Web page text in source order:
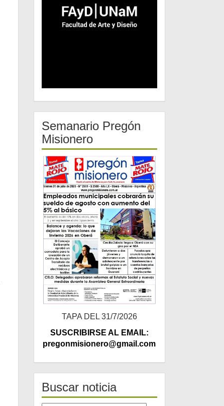
Semanario Pregón
Misionero
TAPA DEL 31/7/2026
SUSCRIBIRSE AL EMAIL:
pregonmisionero@gmail.com
Buscar noticia